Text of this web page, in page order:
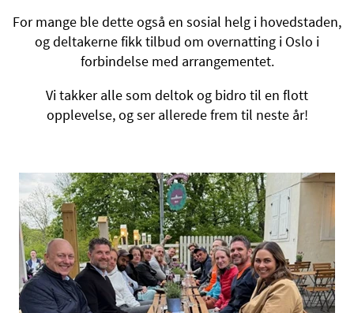
For mange ble dette også en sosial helg i hovedstaden,
og deltakerne fikk tilbud om overnatting i Oslo i
forbindelse med arrangementet.
Vi takker alle som deltok og bidro til en flott
opplevelse, og ser allerede frem til neste år!